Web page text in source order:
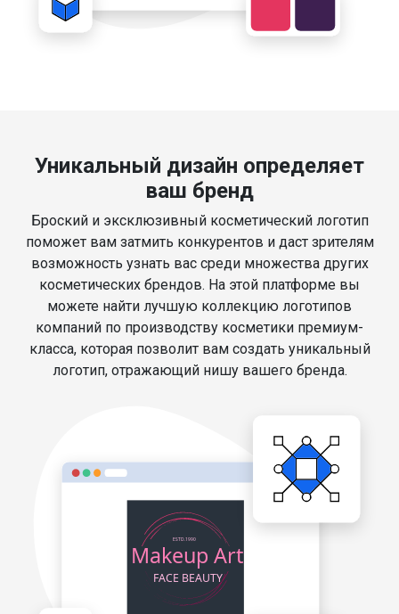
Уникальный дизайн определяет
ваш бренд
Броский и эксклюзивный косметический логотип
поможет вам затмить конкурентов и даст зрителям
возможность узнать вас среди множества других
косметических брендов. На этой платформе вы
можете найти лучшую коллекцию логотипов
компаний по производству косметики премиум-
класса, которая позволит вам создать уникальный
логотип, отражающий нишу вашего бренда.